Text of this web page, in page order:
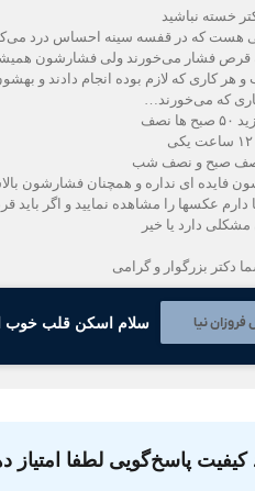
خسته نباشید
که در قفسه سینه احساس درد می‌کنند تست ورزش هم که
قرص فشار می‌خورند ولی فشارشون همیشه 16یا
و هر کاری که لازم بوده انجام دادند و
که می‌خورند…
نصف
فایده ای نداره و همچنان فشارشون
دارم عکسها را مشاهده نمایید و اگر
مشکلی دارد یا خیر
دکتر بزرگوار و گرامی
فروزان نیا سلام اسکن قلب خوب
پاسخ‌گویی لطفا امتیاز